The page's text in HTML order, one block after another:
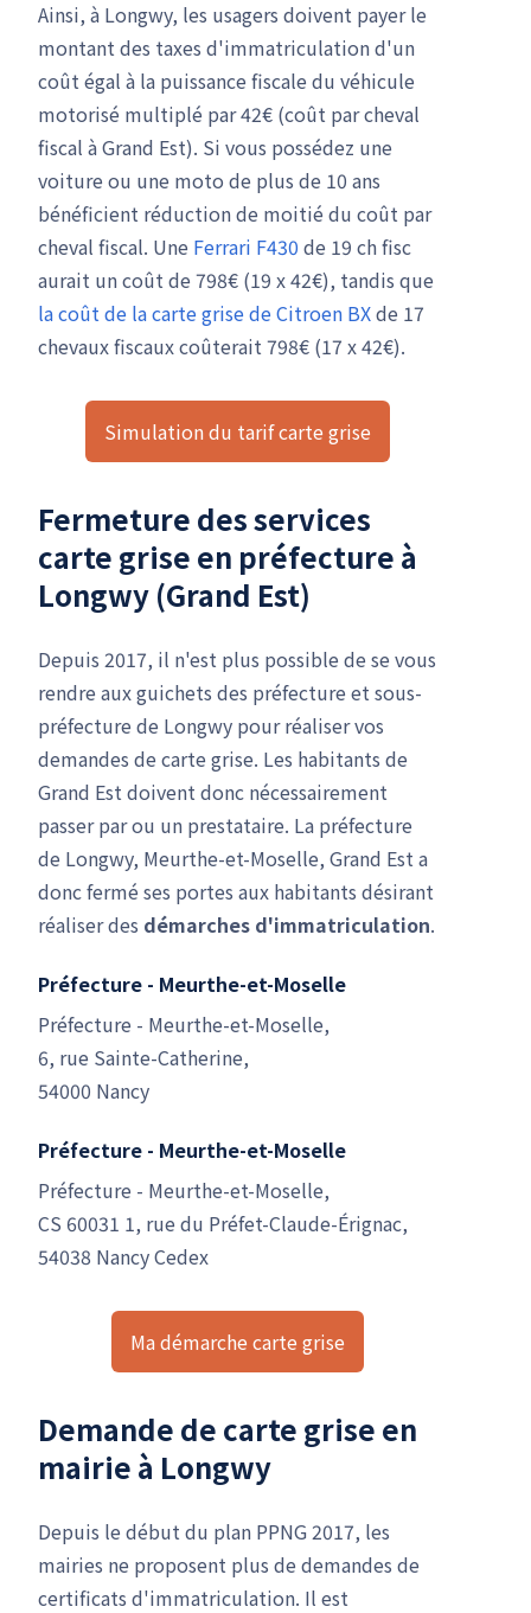
Ainsi, à Longwy, les usagers doivent payer le
montant des taxes d'immatriculation d'un
coût égal à la puissance fiscale du véhicule
motorisé multiplé par 42€ (coût par cheval
fiscal à Grand Est). Si vous possédez une
voiture ou une moto de plus de 10 ans
bénéficient réduction de moitié du coût par
cheval fiscal. Une Ferrari F430 de 19 ch fisc
aurait un coût de 798€ (19 x 42€), tandis que
la coût de la carte grise de Citroen BXde 17
chevaux fiscaux coûterait 798€ (17 x 42€).
Simulation du tarif carte grise
Fermeture des services
carte grise en préfecture à
Longwy (Grand Est)
Depuis 2017, il n'est plus possible de se vous
rendre aux guichets des préfecture et sous-
préfecture de Longwy pour réaliser vos
demandes de carte grise. Les habitants de
Grand Est doivent donc nécessairement
passer par ou un prestataire. La préfecture
de Longwy, Meurthe-et-Moselle, Grand Est a
donc fermé ses portes aux habitants désirant
réaliser des démarches d'immatriculation.
Préfecture - Meurthe-et-Moselle
Préfecture - Meurthe-et-Moselle,
6, rue Sainte-Catherine,
54000 Nancy
Préfecture - Meurthe-et-Moselle
Préfecture - Meurthe-et-Moselle,
CS 60031 1, rue du Préfet-Claude-Érignac,
54038 Nancy Cedex
Ma démarche carte grise
Demande de carte grise en
mairie à Longwy
Depuis le début du plan PPNG 2017, les
mairies ne proposent plus de demandes de
certificats d'immatriculation. Il est